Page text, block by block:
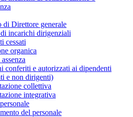
di Direttore generale
incarichi dirigenziali
cessati
organica
conferiti e autorizzati ai dipendenti
e non dirigenti)
collettiva
integrativa
del personale